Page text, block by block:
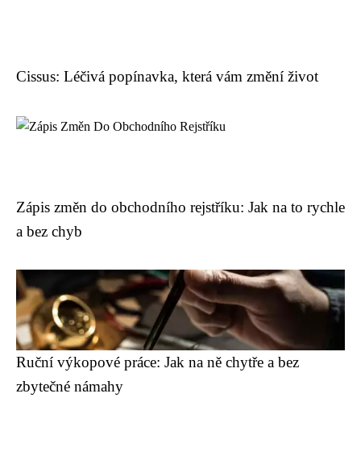
Cissus: Léčivá popínavka, která vám změní život
Zápis změn do obchodního rejstříku: Jak na to rychle
a bez chyb
Ruční výkopové práce: Jak na ně chytře a bez
zbytečné námahy